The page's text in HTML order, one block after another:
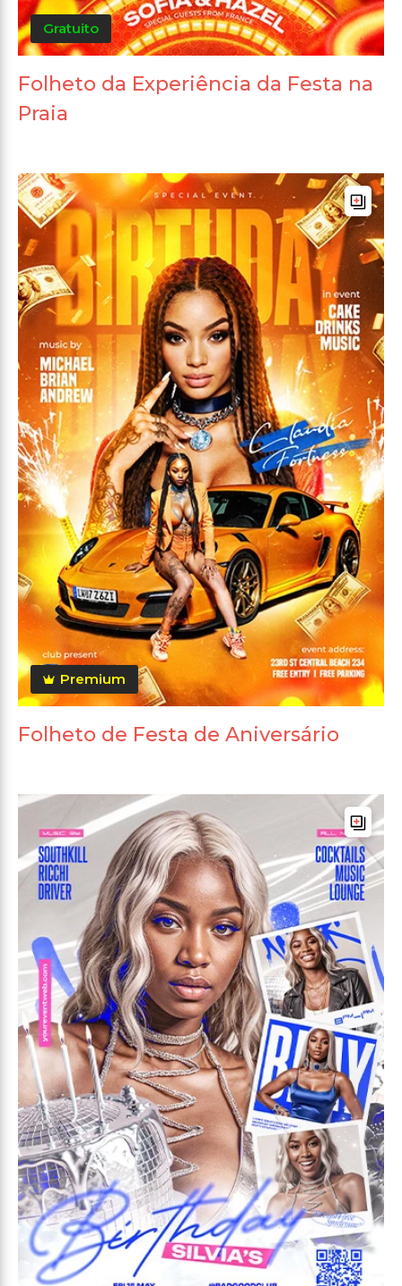
Gratuito
Folheto da Experiência da Festa na
Praia
Premium
Folheto de Festa de Aniversário